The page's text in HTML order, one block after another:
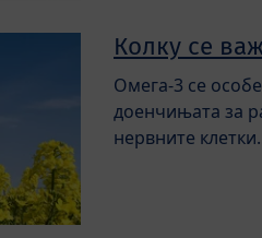
Колку се
Омега-3 се
доенчињата за
нервните